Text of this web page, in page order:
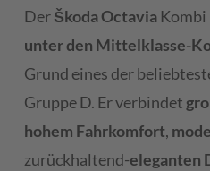
DerŠkoda Octavia
unter den Mittelklasse-
Grund eines der
Gruppe D. Er verbindet
hohem Fahrkomfort,
zurückhaltend-eleganten